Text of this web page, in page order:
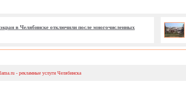
в Челябинске отключили после многочисленных
- рекламные услуги Челябинска